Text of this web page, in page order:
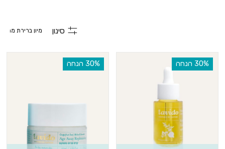
סינון
‫30% הנחה ‫30% הנחה